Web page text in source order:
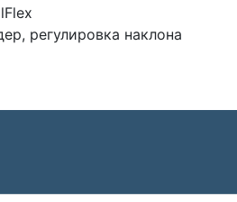
регулировка наклона